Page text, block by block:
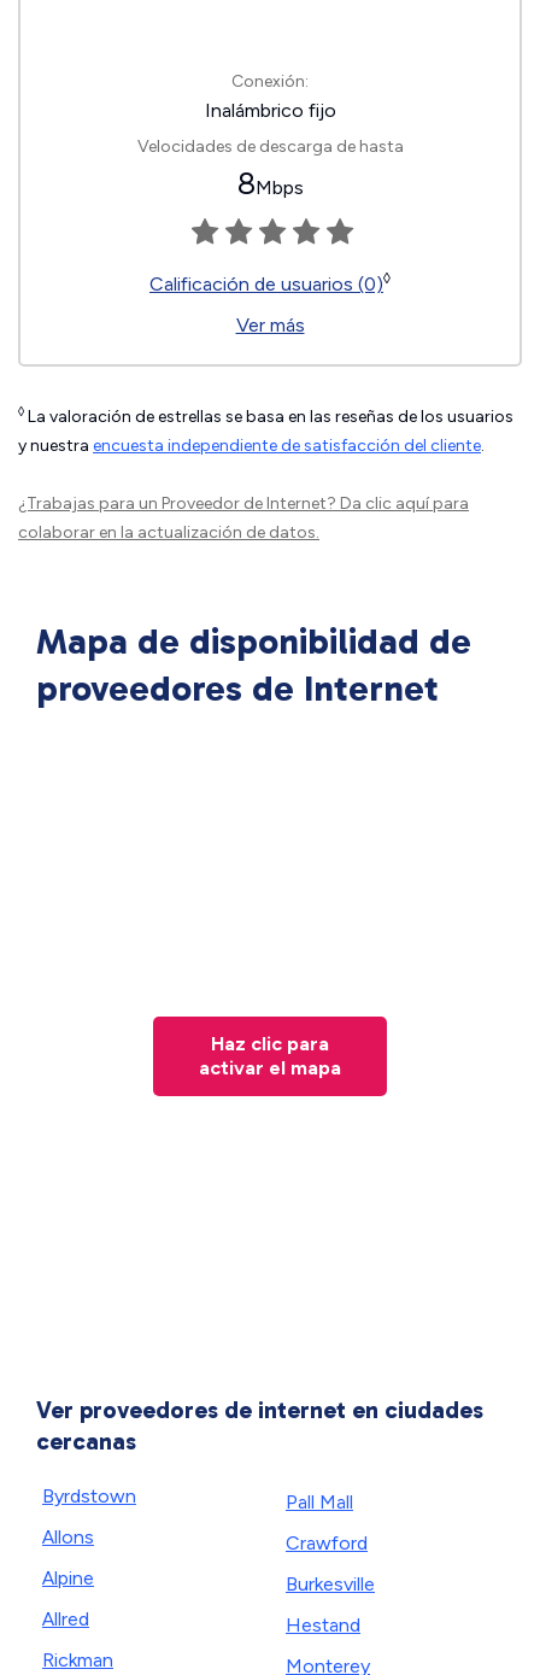
Conexión:
Inalámbrico fijo
Velocidades de descarga de hasta
8Mbps
Calificación de usuarios (0)◊
Ver más
◊ La valoración de estrellas se basa en las reseñas de los usuarios
y nuestra encuesta independiente de satisfacción del cliente.
¿Trabajas para un Proveedor de Internet? Da clic aquípara
colaborar en la actualización de datos.
Mapa de disponibilidad de
proveedores de Internet
Haz clic para
activar el mapa
Ver proveedores de internet en ciudades
cercanas
Byrdstown
Allons
Alpine
Allred
Rickman
Pall Mall
Crawford
Burkesville
Hestand
Monterey